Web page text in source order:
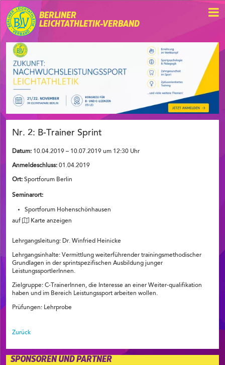
BERLINER
LEICHTATHLETIK-VERBAND
Nr. 2: B-Trainer Sprint
Datum: 10.04.2019 – 10.07.2019 um 12:30 Uhr
Anmeldeschluss: 01.04.2019
Ort: Sportforum Berlin
Seminarort:
Sportforum Hohenschönhausen
auf
Karte anzeigen
Lehrgangsleitung: Dr. Winfried Heinicke
Lehrgangsinhalte: Vermittlung weiterführender trainingsmethodischer
Grundlagen in der sprintspezifischen Ausbildung junger
LeistungssportlerInnen.
Zielgruppe: C-TrainerInnen, die Interesse an einer Weiter-qualifikation
haben und im Bereich Leistungssport arbeiten wollen.
Prüfungen: Lehrprobe
Zurück
SPONSOREN UND PARTNER